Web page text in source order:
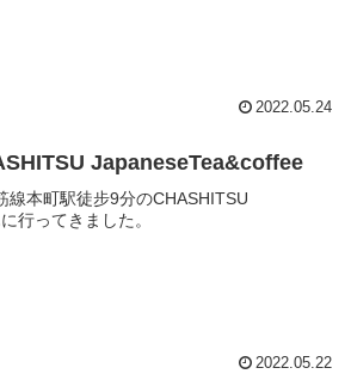
2022.05.24
JapaneseTea&coffee
線本町駅徒步9分のCHASHITSU
行ってきました。
2022.05.22